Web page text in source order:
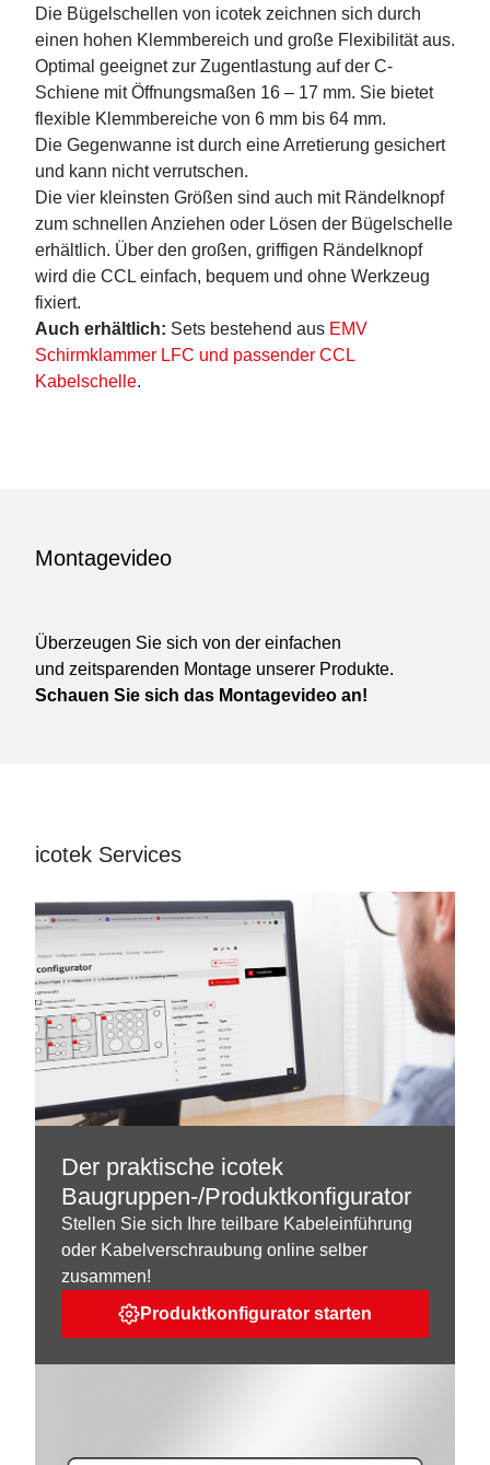
Die Bügelschellen von icotek zeichnen sich durch
einen hohen Klemmbereich und große Flexibilität aus.
Optimal geeignet zur Zugentlastung auf der C-
Schiene mit Öffnungsmaßen 16 – 17 mm. Sie bietet
flexible Klemmbereiche von 6 mm bis 64 mm.
Die Gegenwanne ist durch eine Arretierung gesichert
und kann nicht verrutschen.
Die vier kleinsten Größen sind auch mit Rändelknopf
zum schnellen Anziehen oder Lösen der Bügelschelle
erhältlich. Über den großen, griffigen Rändelknopf
wird die CCL einfach, bequem und ohne Werkzeug
fixiert.
Auch erhältlich: Sets bestehend aus EMV
Schirmklammer LFC und passender CCL
Kabelschelle.
Montagevideo
Überzeugen Sie sich von der einfachen
und zeitsparenden Montage unserer Produkte.
Schauen Sie sich das Montagevideo an!
icotek Services
Der praktische icotek
Baugruppen-/Produktkonfigurator
Stellen Sie sich Ihre teilbare Kabeleinführung
oder Kabelverschraubung online selber
zusammen!
Produktkonfigurator starten